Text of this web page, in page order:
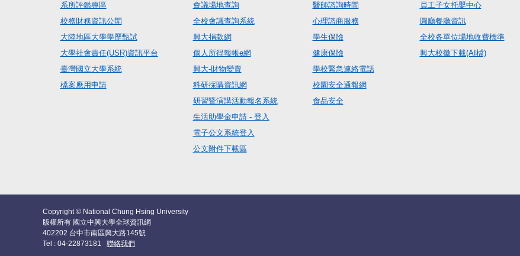
系所評鑑專區
校務財務資訊公開
大陸地區大學學歷甄試
大學社會責任(USR)資訊平台
臺灣國立大學系統
檔案應用申請
會議場地查詢
全校會議查詢系統
興大捐款網
個人所得報帳e網
興大-財物變賣
科研採購資訊網
研習暨演講活動報名系統
生活助學金申請 - 登入
電子公文系統登入
公文附件下載區
醫師諮詢時間
心理諮商服務
學生保險
健康保險
學校緊急連絡電話
校園安全通報網
食品安全
員工子女托嬰中心
圓廳餐廳資訊
全校各單位場地收費標準
興大校徽下載(AI檔)
Copyright © National Chung Hsing University
版權所有 國立中興大學全球資訊網
402202 台中市南區興大路145號
Tel : 04-22873181 聯絡我們